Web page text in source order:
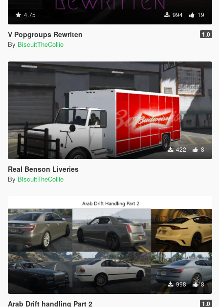
4.75 994 19
V Popgroups Rewriten 1.0
By BiscuitTheCollie
422 8
Real Benson Liveries
By BiscuitTheCollie
998 8
Arab Drift handling Part 2 1.0